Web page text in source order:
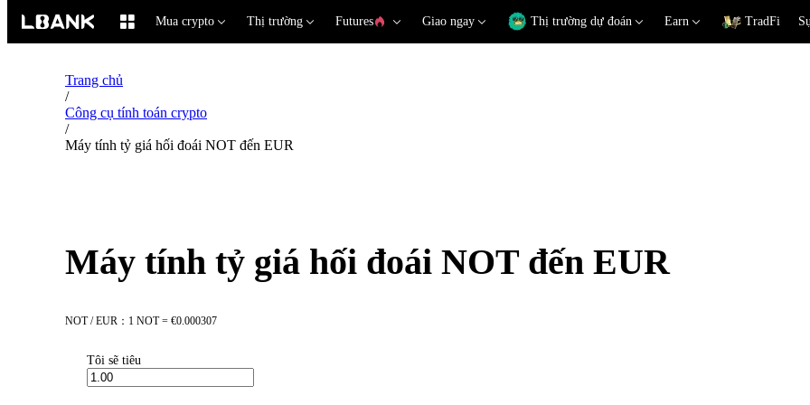
Mua crypto Thị trường Futures Giao ngay Thị trường dự đoán Earn TradFi
Trang chủ
/
Công cụ tính toán crypto
/
Máy tính tỷ giá hối đoái NOT đến EUR
Máy tính tỷ giá hối đoái NOT đến EUR
NOT / EUR：1 NOT = €0.000307
Tôi sẽ tiêu